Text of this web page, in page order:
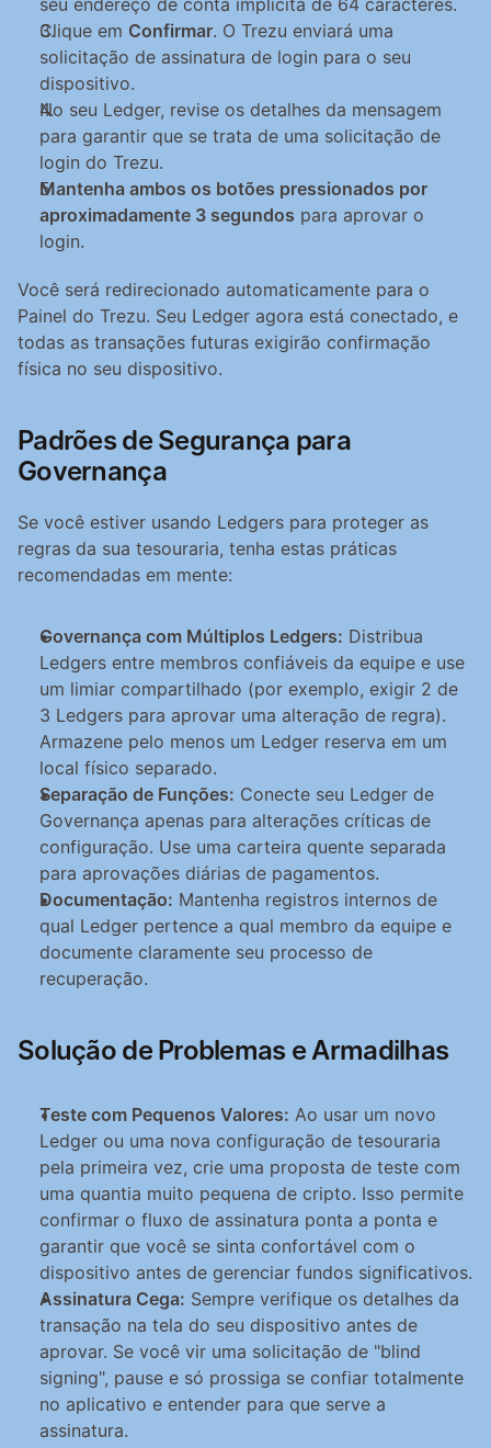
seu endereço de conta implícita de 64 caracteres.
Clique em Confirmar. O Trezu enviará uma
solicitação de assinatura de login para o seu
dispositivo.
No seu Ledger, revise os detalhes da mensagem
para garantir que se trata de uma solicitação de
login do Trezu.
Mantenha ambos os botões pressionados por
aproximadamente 3 segundos para aprovar o
login.
Você será redirecionado automaticamente para o
Painel do Trezu. Seu Ledger agora está conectado, e
todas as transações futuras exigirão confirmação
física no seu dispositivo.
Padrões de Segurança para
Governança
Se você estiver usando Ledgers para proteger as
regras da sua tesouraria, tenha estas práticas
recomendadas em mente:
Governança com Múltiplos Ledgers: Distribua
Ledgers entre membros confiáveis da equipe e use
um limiar compartilhado (por exemplo, exigir 2 de
3 Ledgers para aprovar uma alteração de regra).
Armazene pelo menos um Ledger reserva em um
local físico separado.
Separação de Funções: Conecte seu Ledger de
Governança apenas para alterações críticas de
configuração. Use uma carteira quente separada
para aprovações diárias de pagamentos.
Documentação: Mantenha registros internos de
qual Ledger pertence a qual membro da equipe e
documente claramente seu processo de
recuperação.
Solução de Problemas e Armadilhas
Teste com Pequenos Valores: Ao usar um novo
Ledger ou uma nova configuração de tesouraria
pela primeira vez, crie uma proposta de teste com
uma quantia muito pequena de cripto. Isso permite
confirmar o fluxo de assinatura ponta a ponta e
garantir que você se sinta confortável com o
dispositivo antes de gerenciar fundos significativos.
Assinatura Cega: Sempre verifique os detalhes da
transação na tela do seu dispositivo antes de
aprovar. Se você vir uma solicitação de "blind
signing", pause e só prossiga se confiar totalmente
no aplicativo e entender para que serve a
assinatura.